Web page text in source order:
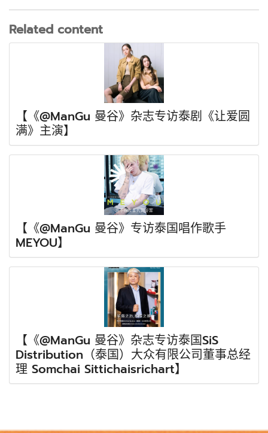
Related content
【《@ManGu 曼谷》杂志专访泰剧《让爱圆
满》主演】
【《@ManGu 曼谷》专访泰国唱作歌手
MEYOU】
【《@ManGu 曼谷》杂志专访泰国SiS
Distribution（泰国）大众有限公司董事总经
理 Somchai Sittichaisrichart】